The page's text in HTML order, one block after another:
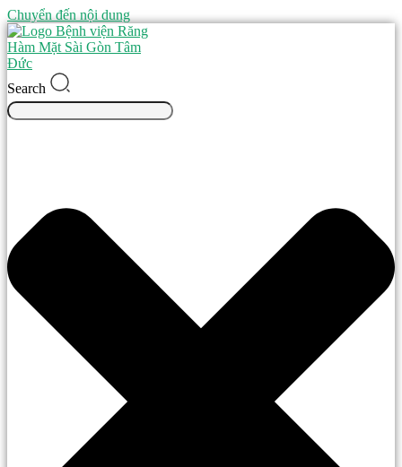
Chuyển đến nội dung
Search